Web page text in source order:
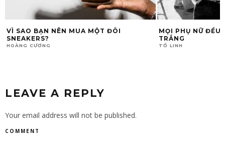
VÌ SAO BẠN NÊN MUA MỘT ĐÔI
SNEAKERS?
HOÀNG CƯƠNG
MỌI PHỤ NỮ ĐỀU
TRẮNG
TỐ LINH
LEAVE A REPLY
Your email address will not be published.
COMMENT